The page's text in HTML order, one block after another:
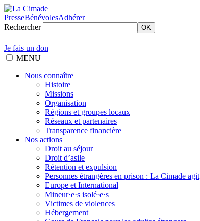
PresseBénévolesAdhérer
Rechercher
OK
Je fais un don
MENU
Nous connaître
Histoire
Missions
Organisation
Régions et groupes locaux
Réseaux et partenaires
Transparence financière
Nos actions
Droit au séjour
Droit d’asile
Rétention et expulsion
Personnes étrangères en prison : La Cimade agit
Europe et International
Mineur·e·s isolé·e·s
Victimes de violences
Hébergement